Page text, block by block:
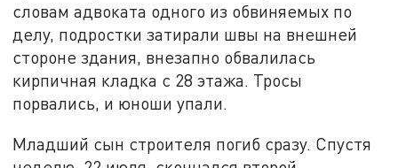
словам адвоката одного из обвиняемых по
делу, подростки затирали швы на внешней
стороне здания, внезапно обвалилась
кирпичная кладка с 28 этажа. Тросы
порвались, и юноши упали.
Младший сын строителя погиб сразу. Спустя